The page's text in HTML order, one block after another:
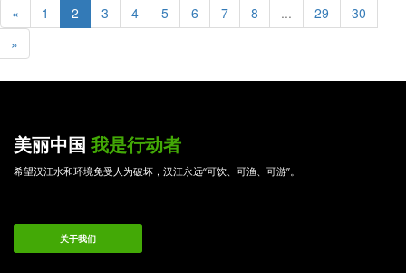
« 1 2 3 4 5 6 7 8 ... 29
30
»
美丽中国 我是行动者
希望汉江水和环境免受人为破坏，汉江永远“可饮、可渔、可游”。
关于我们